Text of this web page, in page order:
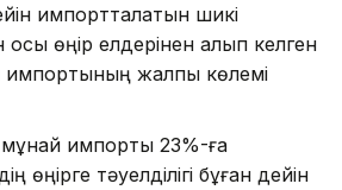
импортталатын шикі
өңір елдерінен алып келген
жалпы көлемі
мұнай импорты 23%-ға
өңірге тәуелділігі бұған дейін